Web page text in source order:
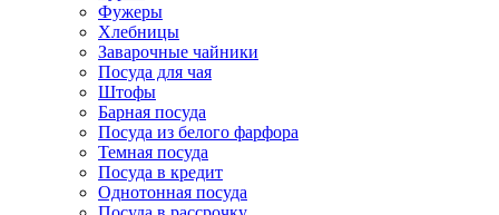
Фужеры
Хлебницы
Заварочные чайники
Посуда для чая
Штофы
Барная посуда
Посуда из белого фарфора
Темная посуда
Посуда в кредит
Однотонная посуда